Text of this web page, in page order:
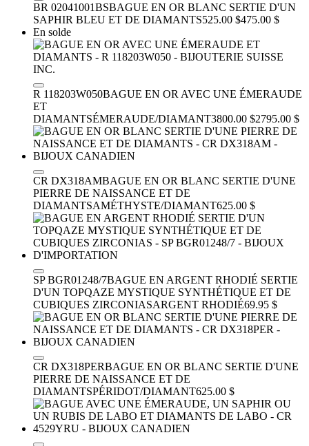
BR 02041001BSBAGUE EN OR BLANC SERTIE D'UN
SAPHIR BLEU ET DE DIAMANTS525.00 $475.00 $
En solde
R 118203W050BAGUE EN OR AVEC UNE ÉMERAUDE
ET
DIAMANTSÉMERAUDE/DIAMANT3800.00 $2795.00 $
CR DX318AMBAGUE EN OR BLANC SERTIE D'UNE
PIERRE DE NAISSANCE ET DE
DIAMANTSAMÉTHYSTE/DIAMANT625.00 $
SP BGR01248/7BAGUE EN ARGENT RHODIÉ SERTIE
D'UN TOPQAZE MYSTIQUE SYNTHÉTIQUE ET DE
CUBIQUES ZIRCONIASARGENT RHODIÉ69.95 $
CR DX318PERBAGUE EN OR BLANC SERTIE D'UNE
PIERRE DE NAISSANCE ET DE
DIAMANTSPÉRIDOT/DIAMANT625.00 $